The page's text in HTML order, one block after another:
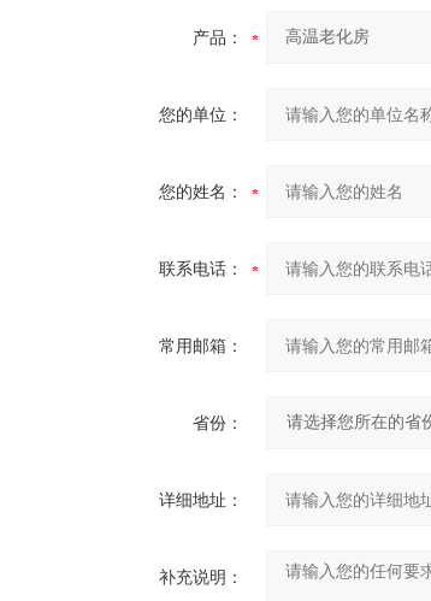
产品：
您的单位：
您的姓名：
联系电话：
常用邮箱：
省份：
详细地址：
补充说明：